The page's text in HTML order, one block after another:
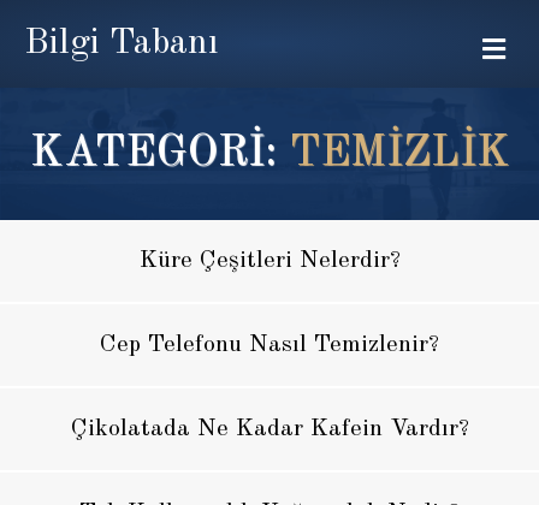
Bilgi Tabanı
KATEGORİ: TEMIZLIK
Küre Çeşitleri Nelerdir?
Cep Telefonu Nasıl Temizlenir?
Çikolatada Ne Kadar Kafein Vardır?